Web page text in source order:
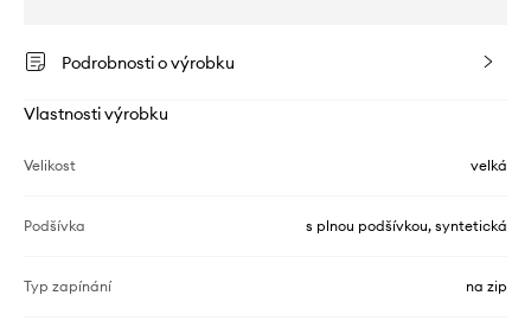
Podrobnosti o výrobku
Vlastnosti výrobku
Velikost velká
Podšívka s plnou podšívkou, syntetická
Typ zapínání na zip